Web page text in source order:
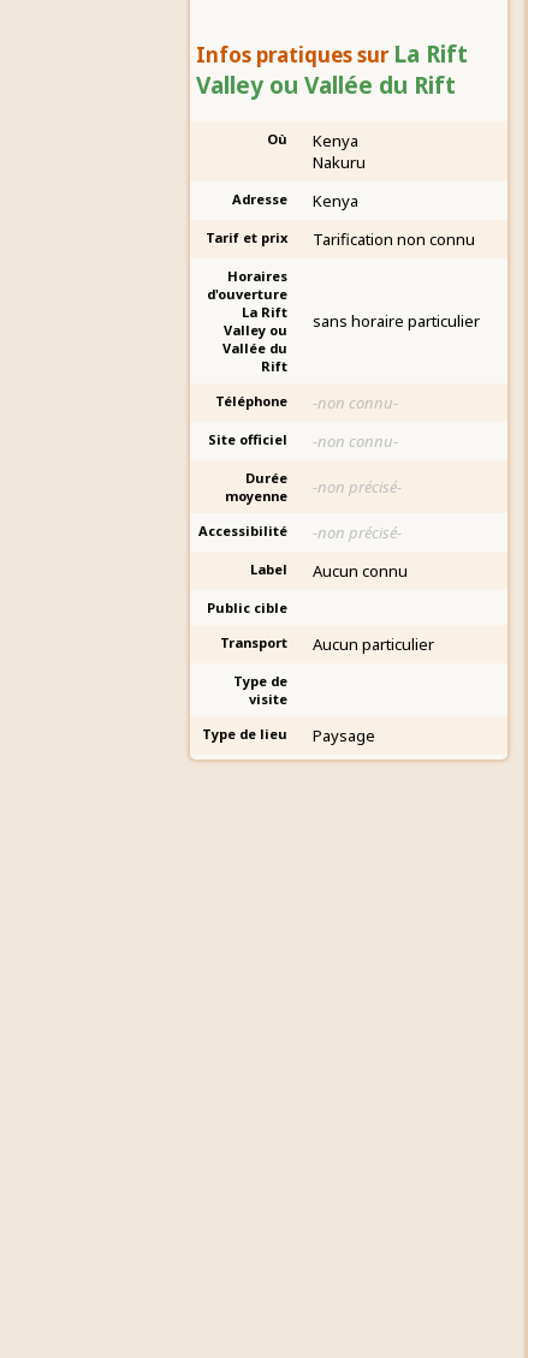
Infos pratiques sur La Rift
Valley ou Vallée du Rift
Où
Kenya
Nakuru
Adresse Kenya
Tarif et prix Tarification non connu
Horaires
d'ouverture
La Rift
Valley ou
Vallée du
Rift
sans horaire particulier
Téléphone -non connu-
Site officiel -non connu-
Durée
moyenne
-non précisé-
Accessibilité -non précisé-
Label Aucun connu
Public cible
Transport
Aucun particulier
Type de
visite
Type de lieu
Paysage